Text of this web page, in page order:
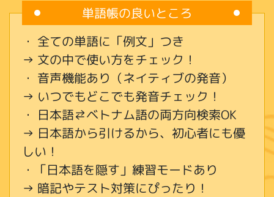
単語帳の良いところ
・ 全ての単語に「例文」つき
→ 文の中で使い方をチェック！
・ 音声機能あり（ネイティブの発音）
→ いつでもどこでも発音チェック！
・ 日本語⇄ベトナム語の両方向検索OK
→ 日本語から引けるから、初心者にも優
しい！
・「日本語を隠す」練習モードあり
→ 暗記やテスト対策にぴったり！